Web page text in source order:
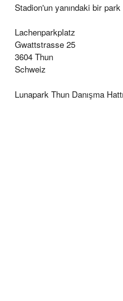
Stadion'un yanındaki bir park
Lachenparkplatz
Gwattstrasse 25
3604 Thun
Schweiz
Lunapark Thun Danışma